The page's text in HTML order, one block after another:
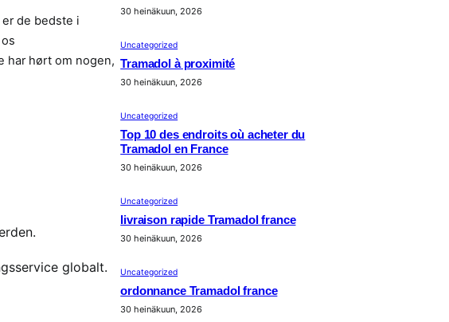
de bedste i
har hørt om nogen,
globalt.
30 heinäkuun, 2026
Uncategorized
Tramadol à proximité
30 heinäkuun, 2026
Uncategorized
Top 10 des endroits où acheter du
Tramadol en France
30 heinäkuun, 2026
Uncategorized
livraison rapide Tramadol france
30 heinäkuun, 2026
Uncategorized
ordonnance Tramadol france
30 heinäkuun, 2026